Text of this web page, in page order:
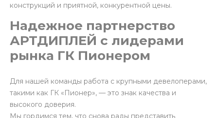
конструкций и приятной, конкурентной цены.
Надежное партнерство
АРТДИПЛЕЙ с лидерами
рынка ГК Пионером
Для нашей команды работа с крупными девелоперами,
такими как ГК «Пионер», — это знак качества и
высокого доверия.
Мы гордимся тем, что снова рады представить